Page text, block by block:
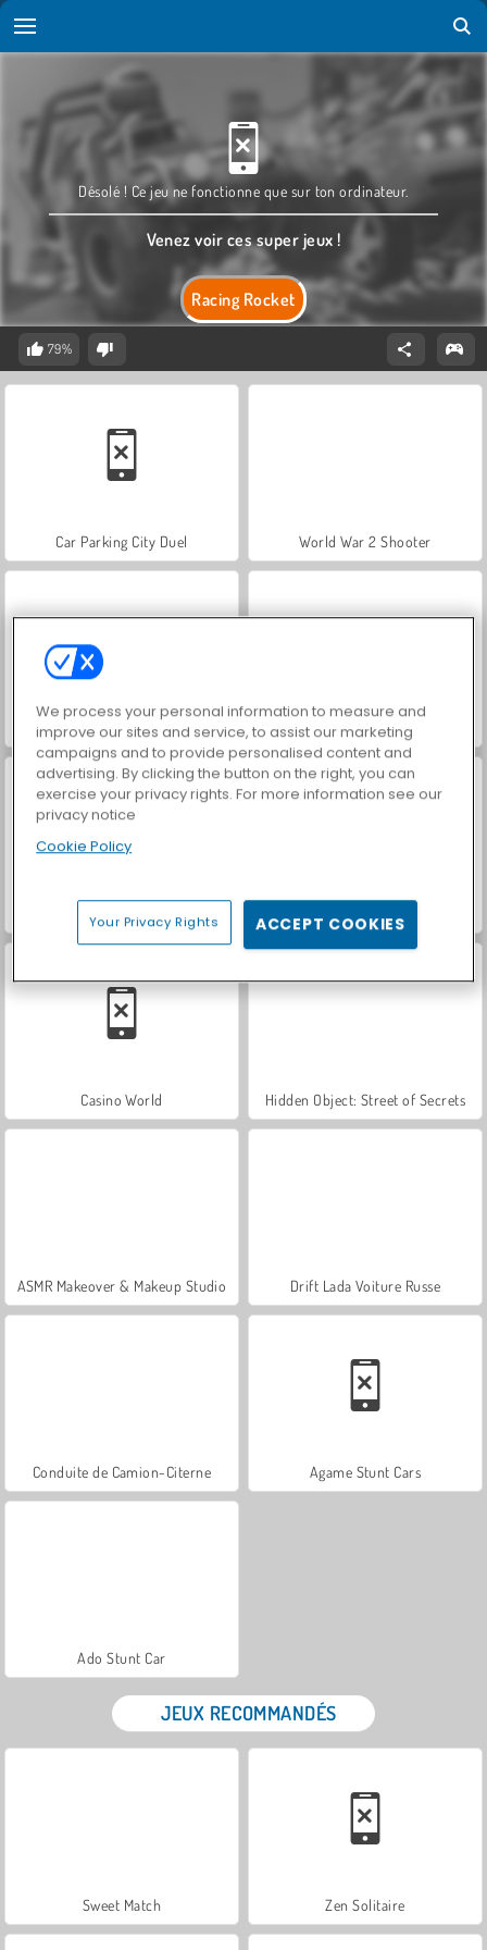
Racing Rocket
Désolé ! Ce jeu ne fonctionne que sur ton ordinateur.
Venez voir ces super jeux !
79%
Car Parking City Duel World War 2 Shooter
Royal Story Let's Fish!
Farm Merge Valley
Casino World Hidden Object: Street of Secrets
ASMR Makeover & Makeup Studio Drift Lada Voiture Russe
Conduite de Camion-Citerne Agame Stunt Cars
Ado Stunt Car
JEUX RECOMMANDÉS
Sweet Match Zen Solitaire
We process your personal information to measure and
improve our sites and service, to assist our marketing
campaigns and to provide personalised content and
advertising. By clicking the button on the right, you can
exercise your privacy rights. For more information see our
privacy notice
Cookie Policy
Your Privacy Rights ACCEPT COOKIES